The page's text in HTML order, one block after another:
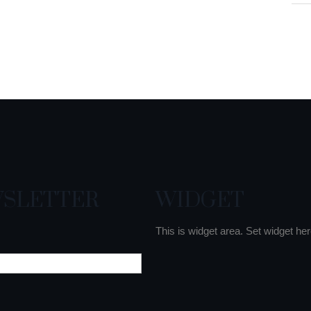
This is widget area. Set widget